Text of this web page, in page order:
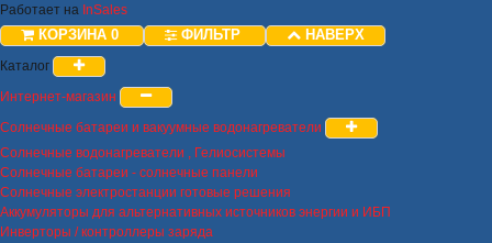
Работает на InSales
КОРЗИНА 0 ФИЛЬТР НАВЕРХ
Каталог
Интернет-магазин
Солнечные батареи и вакуумные водонагреватели
Солнечные водонагреватели , Гелиосистемы
Солнечные батареи - солнечные панели
Солнечные электростанции готовые решения
Аккумуляторы для альтернативных источников энергии и ИБП
Инверторы / контроллеры заряда